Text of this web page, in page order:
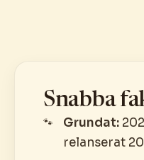
Snabba
Grundat:
relanserat